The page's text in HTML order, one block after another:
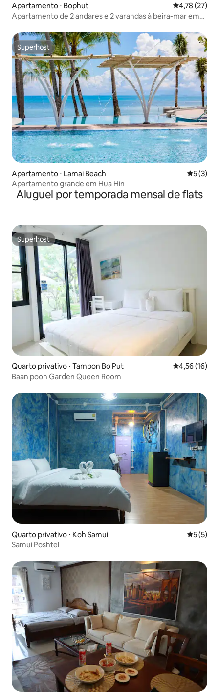
Apartamento ⋅ Bophut 4,78 de uma
4,78 (27)
Apartamento de 2 andares e 2 varandas à beira-mar em
Superhost
Superhost
Apartamento ⋅ Lamai Beach 5 de
5 (3)
Apartamento grande em Hua Hin
Aluguel por temporada mensal de flats
Superhost
Superhost
Quarto privativo ⋅ Tambon Bo Put 4,56 de uma
4,56 (16)
Baan poon Garden Queen Room
Quarto privativo ⋅ Koh Samui 5 de
5 (5)
Samui Poshtel